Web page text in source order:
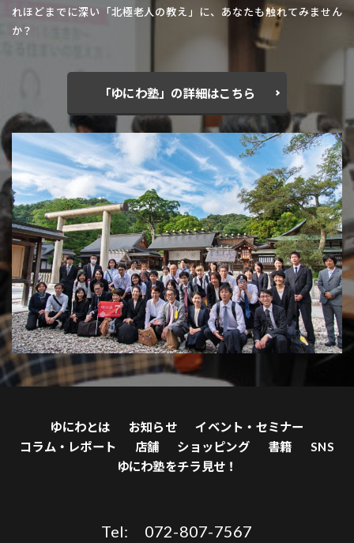
れほどまでに深い「北極老人の教え」に、あなたも触れてみません
か？
「ゆにわ塾」の詳細はこちら
ゆにわとは お知らせ
イベント・セミナー
コラム・レポート
店舗 ショッピング 書籍
SNS
ゆにわ塾をチラ見せ！
Tel: 072-807-7567